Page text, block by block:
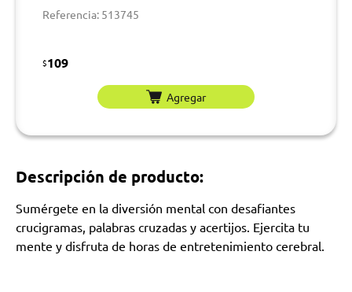
Referencia: 513745
$109
Agregar
Descripción de producto:
Sumérgete en la diversión mental con desafiantes
crucigramas, palabras cruzadas y acertijos. Ejercita tu
mente y disfruta de horas de entretenimiento cerebral.